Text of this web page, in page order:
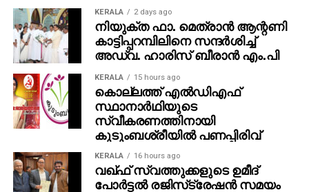
KERALA 2 days ago
നിയുക്ത ഫാ. മെത്രാന്‍ ആന്റണി
കാട്ടിപ്പറമ്പിലിനെ സന്ദര്‍ശിച്ച്
അഡ്വ. ഹാരിസ് ബീരാന്‍ എം.പി
KERALA 15 hours ago
കൊല്ലത്ത് എല്‍ഡിഎഫ്
സ്ഥാനാര്‍ഥിയുടെ
സ്വീകരണത്തിനായി
കുടുംബശ്രീയില്‍ പണപ്പിരിവ്
KERALA 16 hours ago
വഖ്ഫ് സ്വത്തുക്കളുടെ ഉമീദ്
പോര്‍ട്ടല്‍ രജിസ്‌ട്രേഷന്‍ സമയം